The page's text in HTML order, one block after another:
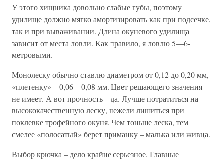
У этого хищника довольно слабые губы, поэтому
удилище должно мягко амортизировать как при подсечке,
так и при вываживании. Длина окуневого удилища
зависит от места ловли. Как правило, я ловлю 5—6-
метровыми.
Монолеску обычно ставлю диаметром от 0,12 до 0,20 мм,
«плетенку» – 0,06—0,08 мм. Цвет решающего значения
не имеет. А вот прочность – да. Лучше потратиться на
высококачественную леску, нежели лишиться при
поклевке трофейного окуня. Чем тоньше леска, тем
смелее «полосатый» берет приманку – малька или живца.
Выбор крючка – дело крайне серьезное. Главные